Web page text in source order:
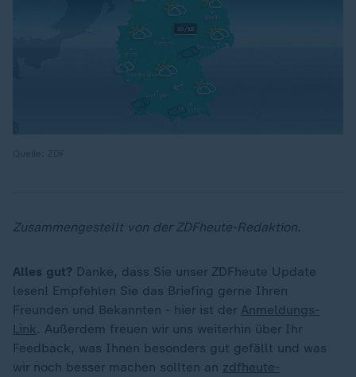
Zusammengestellt von der ZDFheute-Redaktion.
Alles gut? Danke, dass Sie unser ZDFheute Update
lesen! Empfehlen Sie das Briefing gerne Ihren
Freunden und Bekannten - hier ist der Anmeldungs-
Link. Außerdem freuen wir uns weiterhin über Ihr
Feedback, was Ihnen besonders gut gefällt und was
wir noch besser machen sollten an zdfheute-